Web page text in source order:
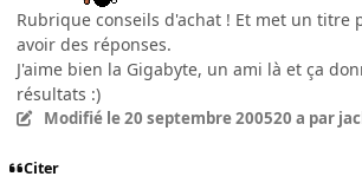
Rubrique conseils d'achat ! Et met un titre
avoir des réponses.
J'aime bien la Gigabyte, un ami là et ça
résultats :)
Modifié le 20 septembre 200520 a par
Citer